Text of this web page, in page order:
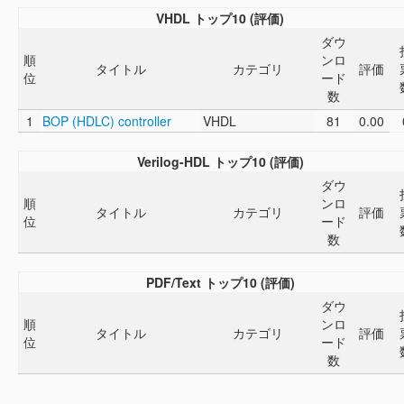
VHDL トップ10 (評価)
順
位
タイトル カテゴリ
ダウ
ンロ
ード
数
評価
1
BOP (HDLC) controller VHDL 81 0.00
Verilog-HDL トップ10 (評価)
順
位
タイトル カテゴリ
ダウ
ンロ
ード
数
評価
PDF/Text トップ10 (評価)
順
位
タイトル カテゴリ
ダウ
ンロ
ード
数
評価